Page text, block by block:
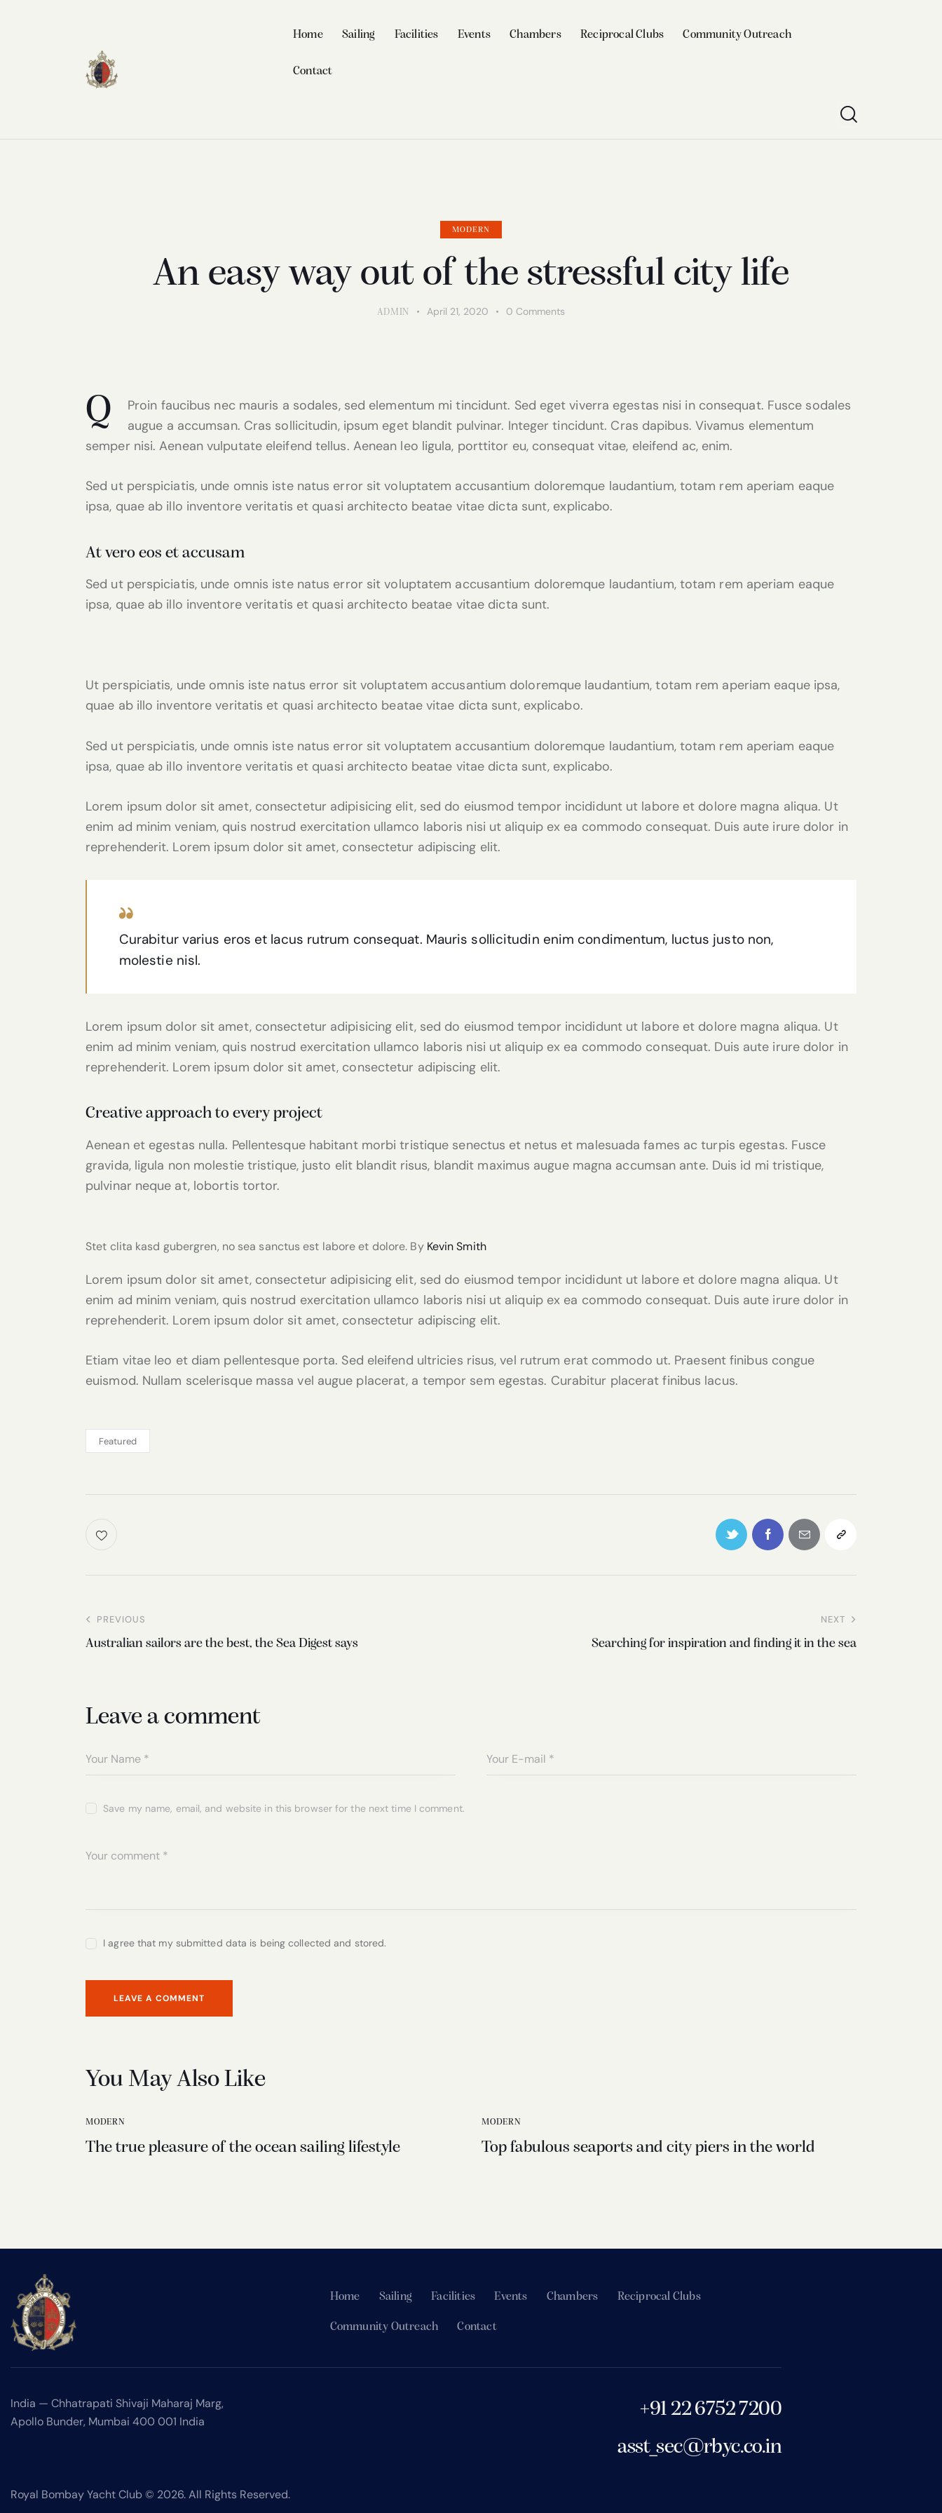
Home Sailing Facilities Events Chambers Reciprocal Clubs Community Outreach
Contact
MODERN
An easy way out of the stressful city life
ADMIN April 21, 2020 0 Comments
Q
Proin faucibus nec mauris a sodales, sed elementum mi tincidunt. Sed eget viverra egestas nisi in consequat. Fusce sodales
augue a accumsan. Cras sollicitudin, ipsum eget blandit pulvinar. Integer tincidunt. Cras dapibus. Vivamus elementum
semper nisi. Aenean vulputate eleifend tellus. Aenean leo ligula, porttitor eu, consequat vitae, eleifend ac, enim.
Sed ut perspiciatis, unde omnis iste natus error sit voluptatem accusantium doloremque laudantium, totam rem aperiam eaque
ipsa, quae ab illo inventore veritatis et quasi architecto beatae vitae dicta sunt, explicabo.
At vero eos et accusam
Sed ut perspiciatis, unde omnis iste natus error sit voluptatem accusantium doloremque laudantium, totam rem aperiam eaque
ipsa, quae ab illo inventore veritatis et quasi architecto beatae vitae dicta sunt.
Ut perspiciatis, unde omnis iste natus error sit voluptatem accusantium doloremque laudantium, totam rem aperiam eaque ipsa,
quae ab illo inventore veritatis et quasi architecto beatae vitae dicta sunt, explicabo.
Sed ut perspiciatis, unde omnis iste natus error sit voluptatem accusantium doloremque laudantium, totam rem aperiam eaque
ipsa, quae ab illo inventore veritatis et quasi architecto beatae vitae dicta sunt, explicabo.
Lorem ipsum dolor sit amet, consectetur adipisicing elit, sed do eiusmod tempor incididunt ut labore et dolore magna aliqua. Ut
enim ad minim veniam, quis nostrud exercitation ullamco laboris nisi ut aliquip ex ea commodo consequat. Duis aute irure dolor in
reprehenderit. Lorem ipsum dolor sit amet, consectetur adipiscing elit.
Curabitur varius eros et lacus rutrum consequat. Mauris sollicitudin enim condimentum, luctus justo non,
molestie nisl.
Lorem ipsum dolor sit amet, consectetur adipisicing elit, sed do eiusmod tempor incididunt ut labore et dolore magna aliqua. Ut
enim ad minim veniam, quis nostrud exercitation ullamco laboris nisi ut aliquip ex ea commodo consequat. Duis aute irure dolor in
reprehenderit. Lorem ipsum dolor sit amet, consectetur adipiscing elit.
Creative approach to every project
Aenean et egestas nulla. Pellentesque habitant morbi tristique senectus et netus et malesuada fames ac turpis egestas. Fusce
gravida, ligula non molestie tristique, justo elit blandit risus, blandit maximus augue magna accumsan ante. Duis id mi tristique,
pulvinar neque at, lobortis tortor.
Stet clita kasd gubergren, no sea sanctus est labore et dolore. By Kevin Smith
Lorem ipsum dolor sit amet, consectetur adipisicing elit, sed do eiusmod tempor incididunt ut labore et dolore magna aliqua. Ut
enim ad minim veniam, quis nostrud exercitation ullamco laboris nisi ut aliquip ex ea commodo consequat. Duis aute irure dolor in
reprehenderit. Lorem ipsum dolor sit amet, consectetur adipiscing elit.
Etiam vitae leo et diam pellentesque porta. Sed eleifend ultricies risus, vel rutrum erat commodo ut. Praesent finibus congue
euismod. Nullam scelerisque massa vel augue placerat, a tempor sem egestas. Curabitur placerat finibus lacus.
Featured
PREVIOUS
Australian sailors are the best, the Sea Digest says
NEXT
Searching for inspiration and finding it in the sea
Leave a comment
Save my name, email, and website in this browser for the next time I comment.
I agree that my submitted data is being collected and stored.
You May Also Like
MODERN
The true pleasure of the ocean sailing lifestyle
MODERN
Top fabulous seaports and city piers in the world
Home Sailing Facilities Events Chambers Reciprocal Clubs
Community Outreach Contact
India — Chhatrapati Shivaji Maharaj Marg,
Apollo Bunder, Mumbai 400 001 India
+91 22 6752 7200
asst_sec@rbyc.co.in
Royal Bombay Yacht Club © 2026. All Rights Reserved.